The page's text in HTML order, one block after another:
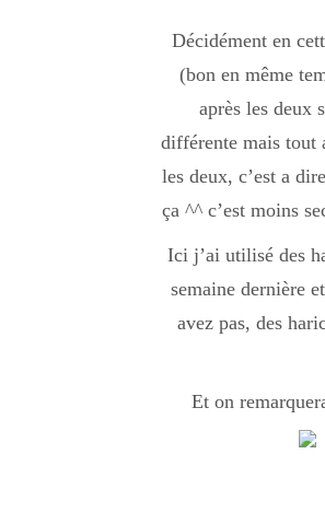
Décidément en
(bon en même
après les deux
différente mais tout
les deux, c’est a
ça ^^ c’est moins
Ici j’ai utilisé des
semaine dernière
avez pas, des
Et on